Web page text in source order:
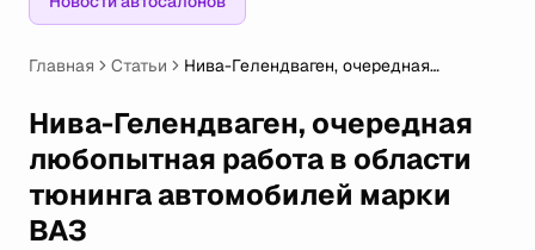
Главная Статьи
Нива-Гелендваген, очередная
автомобилей марки ВАЗ
Нива-Гелендваген, очередная
любопытная работа в области
тюнинга автомобилей марки
ВАЗ